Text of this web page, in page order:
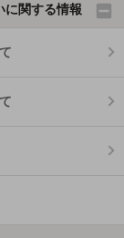
に関する情報